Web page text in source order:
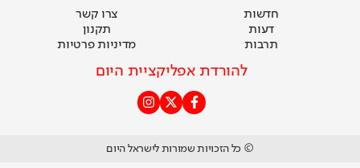
חדשות
דעות
תרבות
צרו קשר
תקנון
מדיניות פרטיות
להורדת אפליקציית היום
© כל הזכויות שמורות לישראל היום